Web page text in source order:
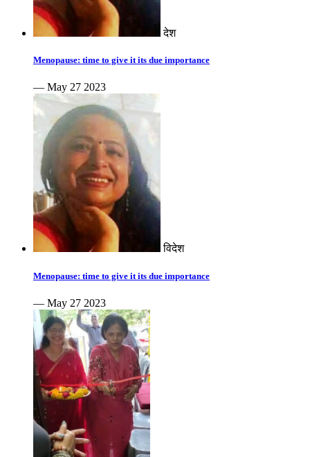
देश
Menopause: time to give it its due importance
— May 27 2023
विदेश
Menopause: time to give it its due importance
— May 27 2023